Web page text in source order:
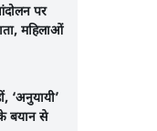
पर
महिलाओं
‘अनुयायी’
बयान से